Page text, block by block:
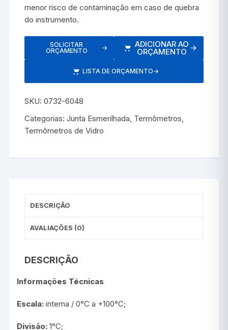
menor risco de contaminação em caso de quebra
do instrumento.
SOLICITAR
ORÇAMENTO
→ ADICIONAR AO
ORÇAMENTO →
LISTA DE ORÇAMENTO→
SKU:0732-6048
Categorias:Junta Esmerilhada, Termômetros,
Termômetros de Vidro
DESCRIÇÃO
AVALIAÇÕES (0)
DESCRIÇÃO
Informações Técnicas
Escala:interna / 0°C a +100°C;
Divisão:1°C;